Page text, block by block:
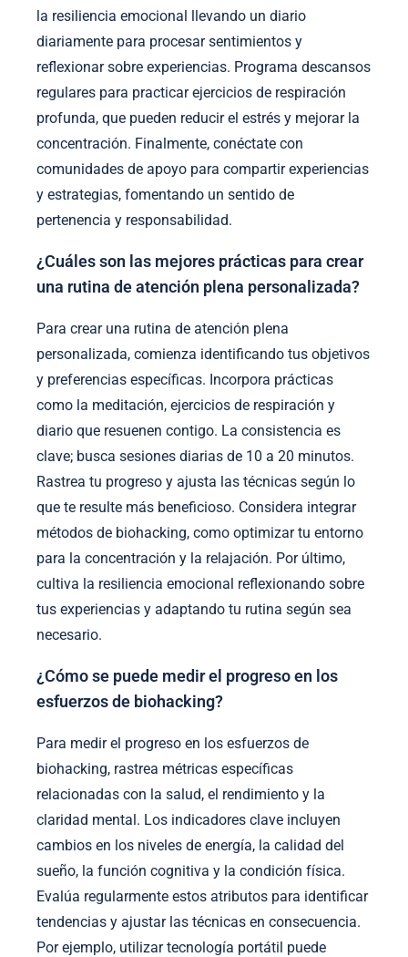
la resiliencia emocional llevando un diario
diariamente para procesar sentimientos y
reflexionar sobre experiencias. Programa descansos
regulares para practicar ejercicios de respiración
profunda, que pueden reducir el estrés y mejorar la
concentración. Finalmente, conéctate con
comunidades de apoyo para compartir experiencias
y estrategias, fomentando un sentido de
pertenencia y responsabilidad.
¿Cuáles son las mejores prácticas para crear
una rutina de atención plena personalizada?
Para crear una rutina de atención plena
personalizada, comienza identificando tus objetivos
y preferencias específicas. Incorpora prácticas
como la meditación, ejercicios de respiración y
diario que resuenen contigo. La consistencia es
clave; busca sesiones diarias de 10 a 20 minutos.
Rastrea tu progreso y ajusta las técnicas según lo
que te resulte más beneficioso. Considera integrar
métodos de biohacking, como optimizar tu entorno
para la concentración y la relajación. Por último,
cultiva la resiliencia emocional reflexionando sobre
tus experiencias y adaptando tu rutina según sea
necesario.
¿Cómo se puede medir el progreso en los
esfuerzos de biohacking?
Para medir el progreso en los esfuerzos de
biohacking, rastrea métricas específicas
relacionadas con la salud, el rendimiento y la
claridad mental. Los indicadores clave incluyen
cambios en los niveles de energía, la calidad del
sueño, la función cognitiva y la condición física.
Evalúa regularmente estos atributos para identificar
tendencias y ajustar las técnicas en consecuencia.
Por ejemplo, utilizar tecnología portátil puede